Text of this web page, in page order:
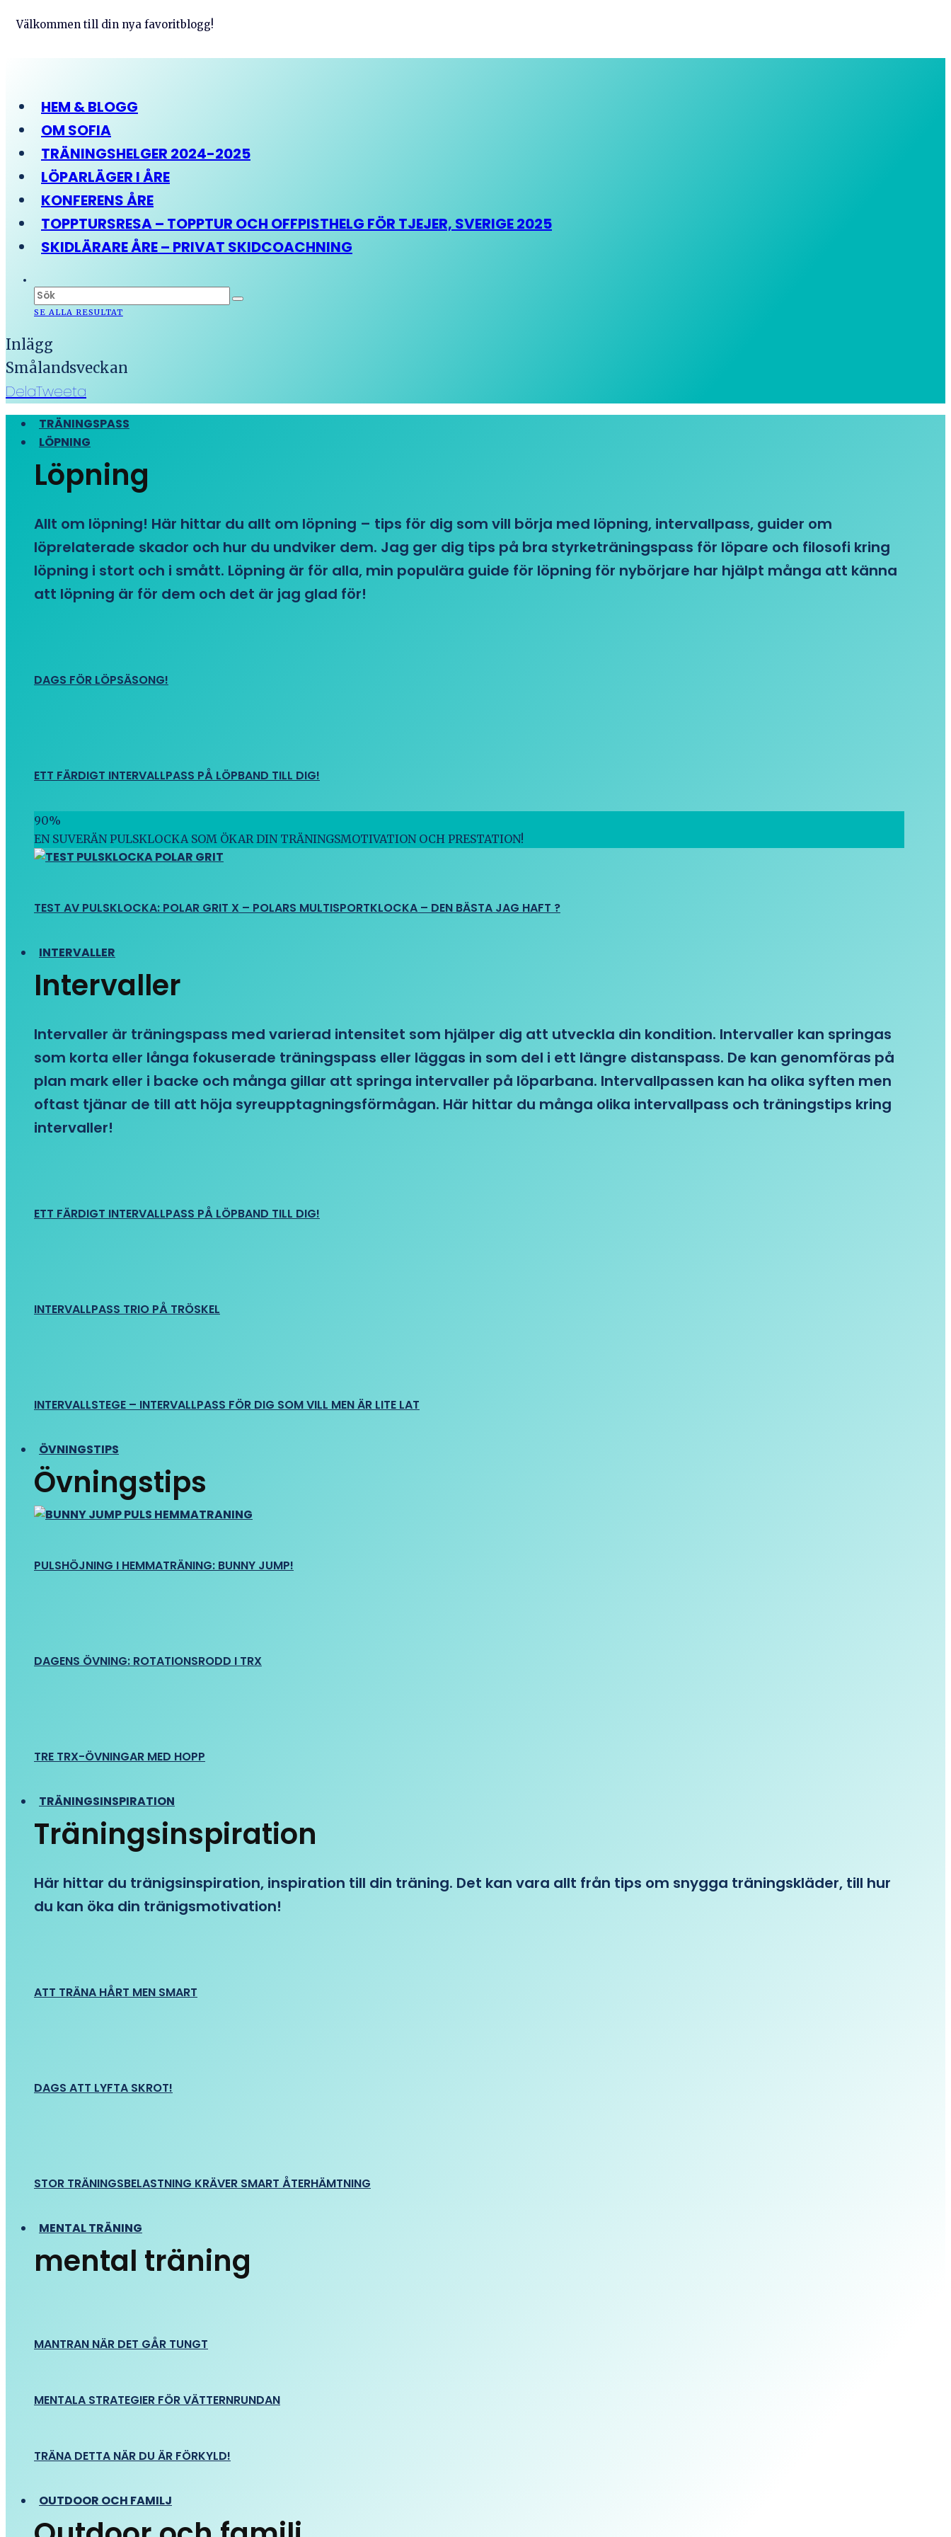
Välkommen till din nya favoritblogg!
HEM & BLOGG
OM SOFIA
TRÄNINGSHELGER 2024-2025
LÖPARLÄGER I ÅRE
KONFERENS ÅRE
TOPPTURSRESA – TOPPTUR OCH OFFPISTHELG FÖR TJEJER, SVERIGE 2025
SKIDLÄRARE ÅRE – PRIVAT SKIDCOACHNING
SE ALLA RESULTAT
Inlägg
Smålandsveckan
DelaTweeta
TRÄNINGSPASS
LÖPNING
Löpning
Allt om löpning! Här hittar du allt om löpning – tips för dig som vill börja med löpning, intervallpass, guider om
löprelaterade skador och hur du undviker dem. Jag ger dig tips på bra styrketräningspass för löpare och filosofi kring
löpning i stort och i smått. Löpning är för alla, min populära guide för löpning för nybörjare har hjälpt många att känna
att löpning är för dem och det är jag glad för!
DAGS FÖR LÖPSÄSONG!
ETT FÄRDIGT INTERVALLPASS PÅ LÖPBAND TILL DIG!
90%
EN SUVERÄN PULSKLOCKA SOM ÖKAR DIN TRÄNINGSMOTIVATION OCH PRESTATION!
TEST AV PULSKLOCKA: POLAR GRIT X – POLARS MULTISPORTKLOCKA – DEN BÄSTA JAG HAFT ?
INTERVALLER
Intervaller
Intervaller är träningspass med varierad intensitet som hjälper dig att utveckla din kondition. Intervaller kan springas
som korta eller långa fokuserade träningspass eller läggas in som del i ett längre distanspass. De kan genomföras på
plan mark eller i backe och många gillar att springa intervaller på löparbana. Intervallpassen kan ha olika syften men
oftast tjänar de till att höja syreupptagningsförmågan. Här hittar du många olika intervallpass och träningstips kring
intervaller!
ETT FÄRDIGT INTERVALLPASS PÅ LÖPBAND TILL DIG!
INTERVALLPASS TRIO PÅ TRÖSKEL
INTERVALLSTEGE – INTERVALLPASS FÖR DIG SOM VILL MEN ÄR LITE LAT
ÖVNINGSTIPS
Övningstips
PULSHÖJNING I HEMMATRÄNING: BUNNY JUMP!
DAGENS ÖVNING: ROTATIONSRODD I TRX
TRE TRX-ÖVNINGAR MED HOPP
TRÄNINGSINSPIRATION
Träningsinspiration
Här hittar du tränigsinspiration, inspiration till din träning. Det kan vara allt från tips om snygga träningskläder, till hur
du kan öka din tränigsmotivation!
ATT TRÄNA HÅRT MEN SMART
DAGS ATT LYFTA SKROT!
STOR TRÄNINGSBELASTNING KRÄVER SMART ÅTERHÄMTNING
MENTAL TRÄNING
mental träning
MANTRAN NÄR DET GÅR TUNGT
MENTALA STRATEGIER FÖR VÄTTERNRUNDAN
TRÄNA DETTA NÄR DU ÄR FÖRKYLD!
OUTDOOR OCH FAMILJ